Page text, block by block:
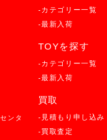
ンタ
-カテゴリー一覧
-最新入荷
TOYを探す
-カテゴリー一覧
-最新入荷
買取
-見積もり申し込み
-買取査定